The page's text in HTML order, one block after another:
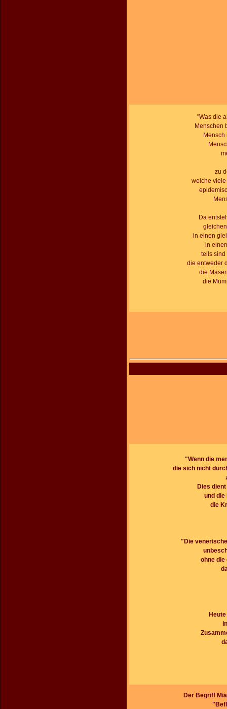
"Was die
Menschen
zu
welche
Da
in einen
in
teils sind
die entweder
die
die
"Wenn die
die sich nicht
Dies
und die
die
"Die
ohne die
Der Begriff